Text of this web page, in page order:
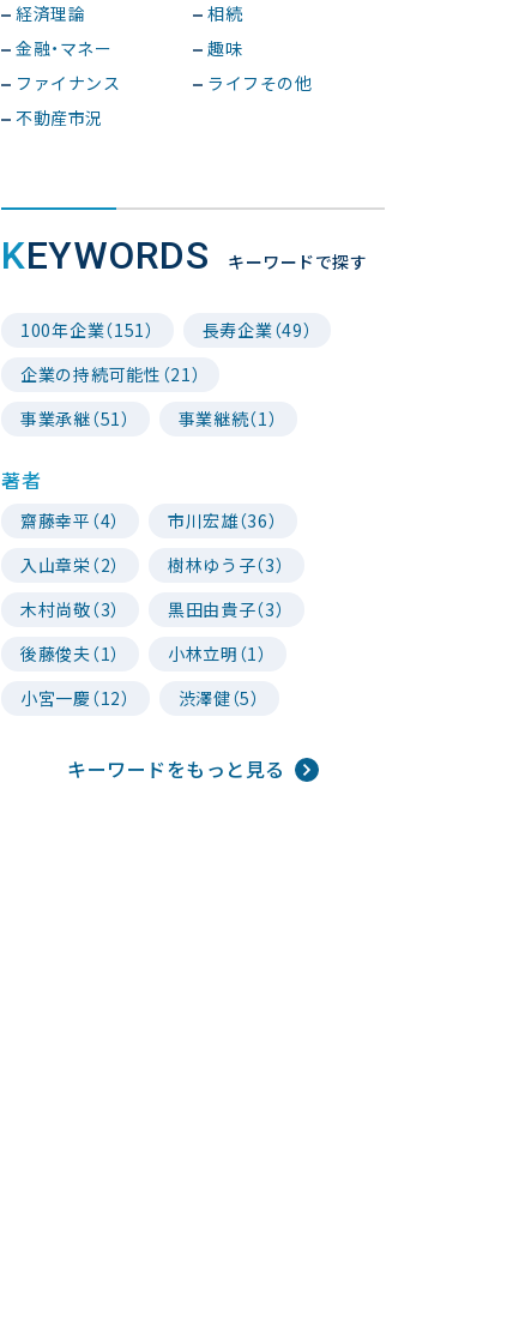
経済理論
金融・マネー
ファイナンス
不動産市況
相続
趣味
ライフその他
KEYWORDS キーワードで探す
100年企業（151）
長寿企業（49）
企業の持続可能性（21）
事業承継（51）
事業継続（1）
著者
齋藤幸平（4）
市川宏雄（36）
入山章栄（2）
樹林ゆう子（3）
木村尚敬（3）
黒田由貴子（3）
後藤俊夫（1）
小林立明（1）
小宮一慶（12）
渋澤健（5）
キーワードをもっと見る